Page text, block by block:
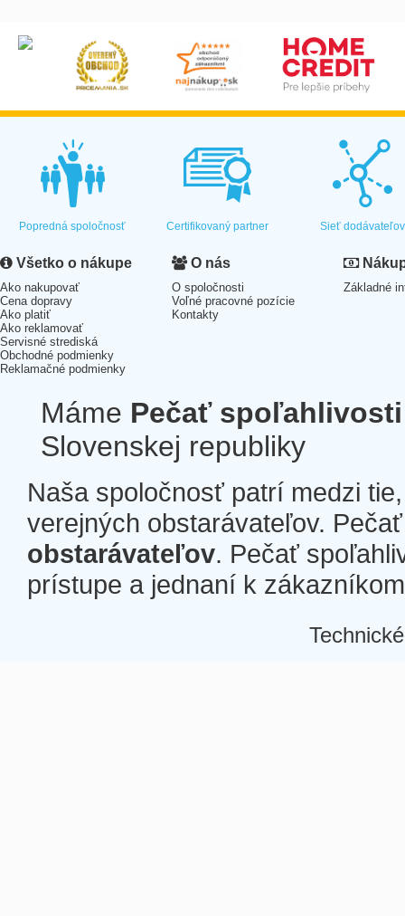
Popredná spoločnosť Certifikovaný partner Sieť dodávateľov
Všetko o nákupe
Ako nakupovať
Cena dopravy
Ako platiť
Ako reklamovať
Servisné strediská
Obchodné podmienky
Reklamačné podmienky
O nás
O spoločnosti
Voľné pracovné pozície
Kontakty
Základné
Máme Pečať spoľahlivosti
Slovenskej republiky
Naša spoločnosť patrí medzi
verejných obstarávateľov.
obstarávateľov. Pečať
prístupe a jednaní k